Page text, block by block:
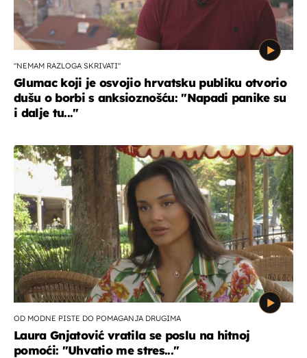
"NEMAM RAZLOGA SKRIVATI"
Glumac koji je osvojio hrvatsku publiku otvorio
dušu o borbi s anksioznošću: "Napadi panike su
i dalje tu..."
OD MODNE PISTE DO POMAGANJA DRUGIMA
Laura Gnjatović vratila se poslu na hitnoj
pomoći: "Uhvatio me stres..."